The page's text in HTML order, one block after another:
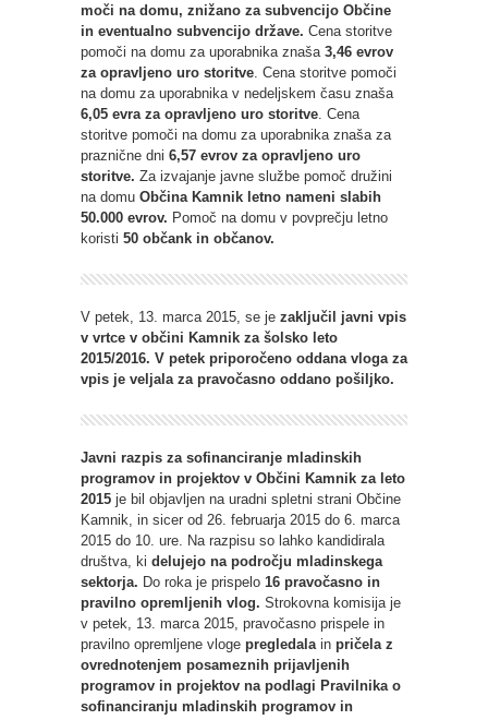
moči na domu, znižano za subvencijo Občine
in eventualno subvencijo države. Cena storitve
pomoči na domu za uporabnika znaša 3,46 evrov
za opravljeno uro storitve . Cena storitve pomoči
na domu za uporabnika v nedeljskem času znaša
6,05 evra za opravljeno uro storitve . Cena
storitve pomoči na domu za uporabnika znaša za
praznične dni 6,57 evrov za opravljeno uro
storitve. Za izvajanje javne službe pomoč družini
na domu Občina Kamnik letno nameni slabih
50.000 evrov. Pomoč na domu v povprečju letno
koristi 50 občank in občanov.
V petek, 13. marca 2015, se je zaključil javni vpis
v vrtce v občini Kamnik za šolsko leto
2015/2016. V petek priporočeno oddana vloga za
vpis je veljala za pravočasno oddano pošiljko.
Javni razpis za sofinanciranje mladinskih
programov in projektov v Občini Kamnik za leto
2015 je bil objavljen na uradni spletni strani Občine
Kamnik, in sicer od 26. februarja 2015 do 6. marca
2015 do 10. ure. Na razpisu so lahko kandidirala
društva, ki delujejo na področju mladinskega
sektorja. Do roka je prispelo 16 pravočasno in
pravilno opremljenih vlog. Strokovna komisija je
v petek, 13. marca 2015, pravočasno prispele in
pravilno opremljene vloge pregledala in pričela z
ovrednotenjem posameznih prijavljenih
programov in projektov na podlagi Pravilnika o
sofinanciranju mladinskih programov in